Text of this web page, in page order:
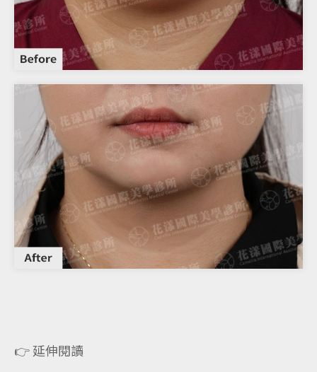
👉 延伸閱讀